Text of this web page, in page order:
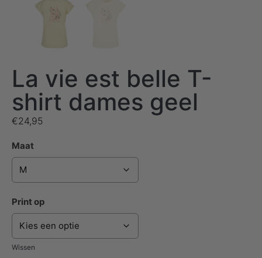
La vie est belle T-
shirt dames geel
€24,95
Maat
Print op
Wissen